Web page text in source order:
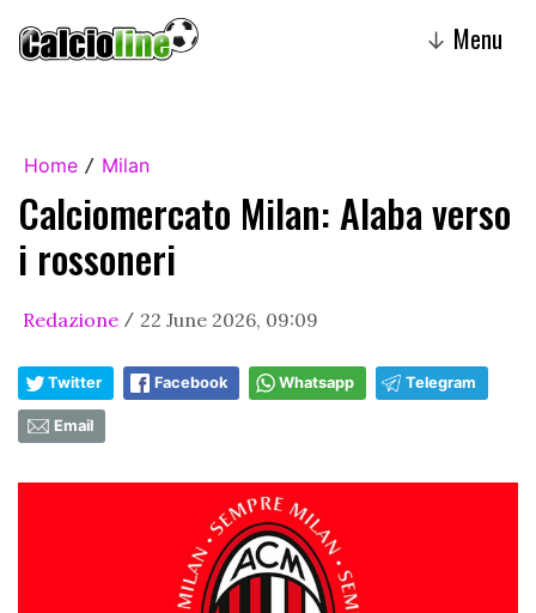
↓ Menu
Home / Milan
Calciomercato Milan: Alaba verso
i rossoneri
Redazione / 22 June 2026, 09:09
Twitter Facebook Whatsapp Telegram
Email